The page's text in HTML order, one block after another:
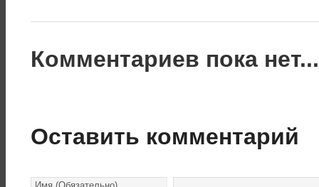
Комментариев пока
Оставить комментарий